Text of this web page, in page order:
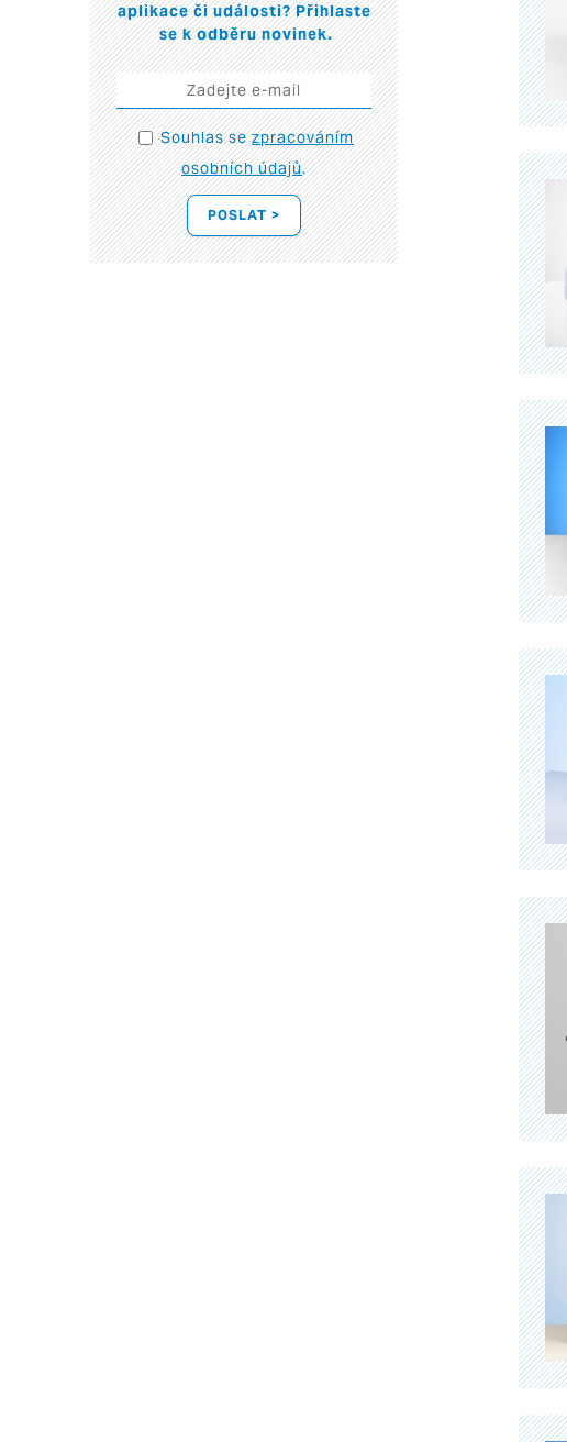
aplikace či události? Přihlaste
se k odběru novinek.
Souhlas sezpracováním
osobních údajů.
POSLAT >